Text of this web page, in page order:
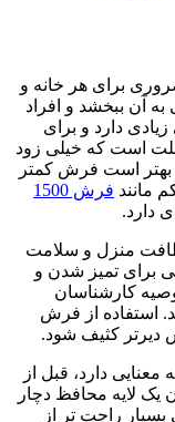
برای هر خانه و
آن ببخشد و افراد
زیادی دارد و برای
است که خیلی زود
است فرش کمتر
مانند فرش 1500
دارد.
منزل و سلامت
برای تمیز شدن و
کارشناسان
از فرش
کثیف شود.
دارد، قبل از
یک لایه محافظ دچار
راحت تر از